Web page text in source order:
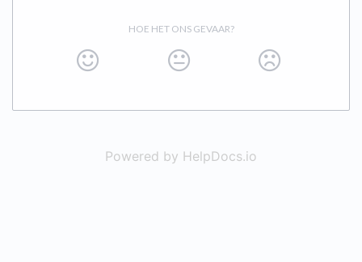
HOE HET ONS GEVAAR?
Powered by HelpDocs.io